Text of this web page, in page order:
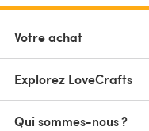
Votre achat
Explorez LoveCrafts
Qui sommes-nous ?